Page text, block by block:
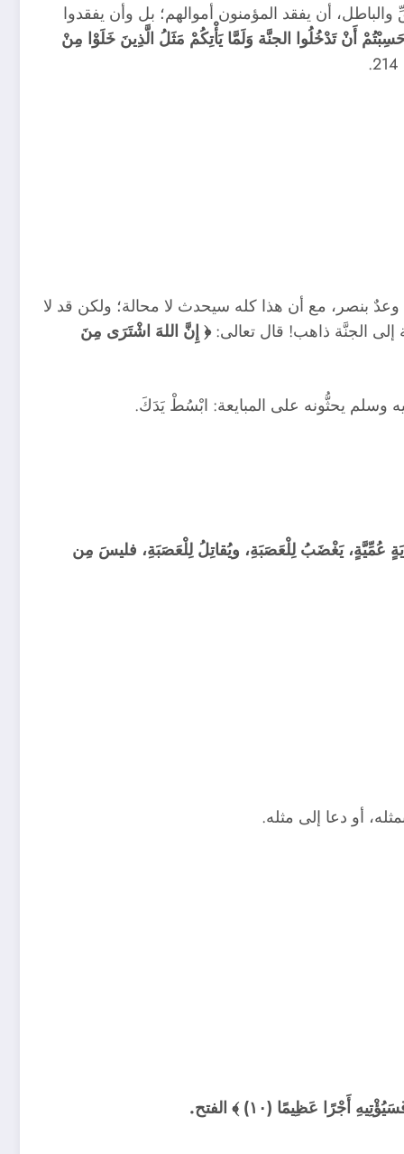
أن يفقد المؤمنون أموالهم؛ بل وأن يفقدوا
أَنْ تَدْخُلُوا الجنَّة وَلَمَّا يَأْتِكُمْ مَثَلُ الَّذِينَ خَلَوْا مِنْ
بنصر، مع أن هذا كله سيحدث لا محالة؛ ولكن قد لا
إلى الجنَّة ذاهب! قال تعالى:﴿ إِنَّ اللهَ اشْتَرَى مِنَ
وسلم يحثُّونه على المبايعة: ابْسُطْ يَدَكَ.
عُمِّيَّةٍ، يَغْضَبُ لِلْعَصَبَةِ، ويُقاتِلُ لِلْعَصَبَةِ، فليسَ مِن
أو دعا إلى مثله.
عَظِيمًا (١٠) ﴾ الفتح.